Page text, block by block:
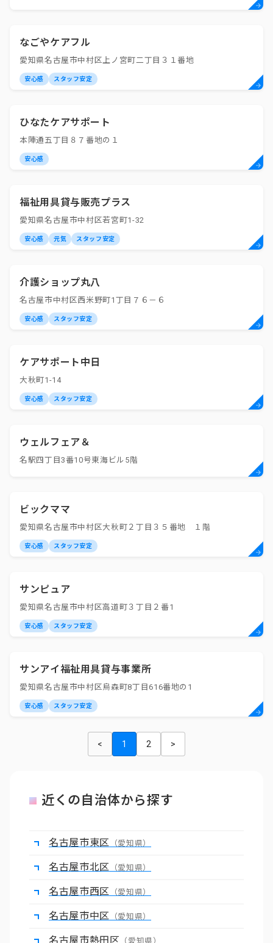
なごやケアフル
愛知県名古屋市中村区上ノ宮町二丁目３１番地
安心感 スタッフ安定
ひなたケアサポート
本陣通五丁目８７番地の１
安心感
福祉用具貸与販売プラス
愛知県名古屋市中村区若宮町1-32
安心感 元気 スタッフ安定
介護ショップ丸八
名古屋市中村区西米野町1丁目７６－６
安心感 スタッフ安定
ケアサポート中日
大秋町1-14
安心感 スタッフ安定
ウェルフェア＆
名駅四丁目3番10号東海ビル5階
ビックママ
愛知県名古屋市中村区大秋町２丁目３５番地 １階
安心感 スタッフ安定
サンピュア
愛知県名古屋市中村区高道町３丁目２番1
安心感 スタッフ安定
サンアイ福祉用具貸与事業所
愛知県名古屋市中村区烏森町8丁目616番地の1
安心感 スタッフ安定
< 1 2 >
近くの自治体から探す
名古屋市東区 （愛知県）
名古屋市北区 （愛知県）
名古屋市西区 （愛知県）
名古屋市中区 （愛知県）
名古屋市熱田区 （愛知県）